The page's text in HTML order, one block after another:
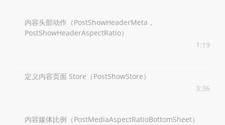
内容头部动作（PostShowHeaderMeta，
PostShowHeaderAspectRatio）
1:19
定义内容页面 Store（PostShowStore）
3:36
内容媒体比例（PostMediaAspectRatioBottomSheet）